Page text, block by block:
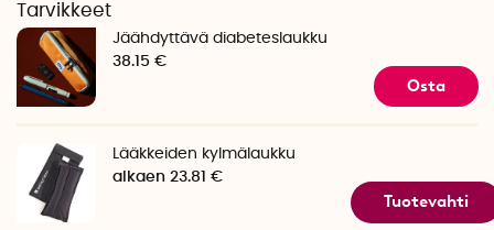
Tarvikkeet
Jäähdyttävä diabeteslaukku
38.15 €
Osta
Lääkkeiden kylmälaukku
alkaen 23.81 €
Tuotevahti